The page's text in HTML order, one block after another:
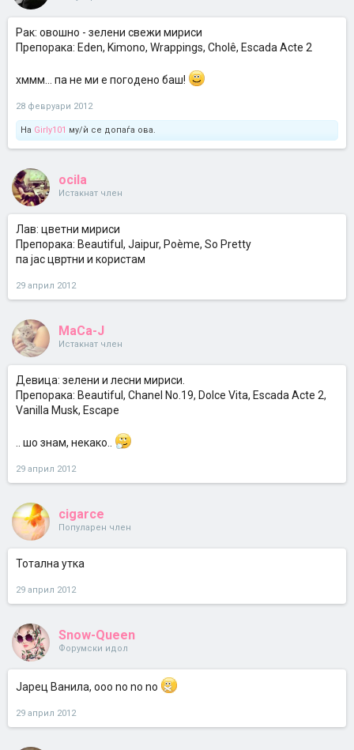
Рак: овошно - зелени свежи мириси
Препорака: Eden, Kimono, Wrappings, Cholê, Escada Acte 2
хммм... па не ми е погодено баш!
28 февруари 2012
На Girly101 му/ѝ се допаѓа ова.
ocila
Истакнат член
Лав: цветни мириси
Препорака: Beautiful, Jaipur, Poème, So Pretty
па јас цвртни и користам
29 април 2012
MaCa-J
Истакнат член
Девица: зелени и лесни мириси.
Препорака: Beautiful, Chanel No.19, Dolce Vita, Escada Acte 2,
Vanilla Musk, Escape
.. шо знам, некако..
29 април 2012
cigarce
Популарен член
Тотална утка
29 април 2012
Snow-Queen
Форумски идол
Јарец Ванила, ooo no no no
29 април 2012